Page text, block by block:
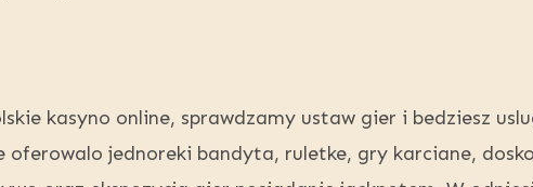
kasyno online, sprawdzamy ustaw gier i bedziesz
oferowalo jednoreki bandyta, ruletke, gry karciane,